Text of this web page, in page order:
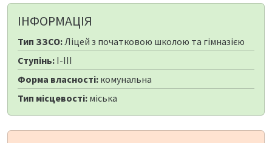
ІНФОРМАЦІЯ
Тип ЗЗСО:Ліцей з початковою школою та гімназією
Ступінь: I-III
Форма власності: комунальна
Тип місцевості: міська